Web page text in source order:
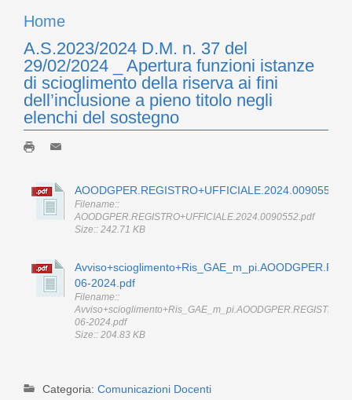
Home
A.S.2023/2024 D.M. n. 37 del
29/02/2024 _ Apertura funzioni istanze
di scioglimento della riserva ai fini
dell’inclusione a pieno titolo negli
elenchi del sostegno
Filename::
AOODGPER.REGISTRO+UFFICIALE.2024.0090552.pdf
Size:: 242.71 KB
06-2024.pdf
Filename::
06-2024.pdf
Size:: 204.83 KB
Categoria: Comunicazioni Docenti